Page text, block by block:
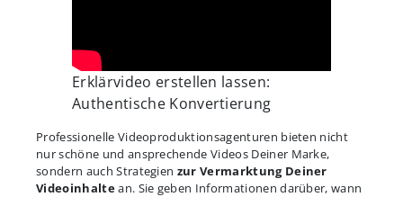
Erklärvideo erstellen lassen:
Authentische Konvertierung
Professionelle Videoproduktionsagenturen bieten nicht
nur schöne und ansprechende Videos Deiner Marke,
sondern auch Strategien zur Vermarktung Deiner
Videoinhaltean. Sie geben Informationen darüber, wann